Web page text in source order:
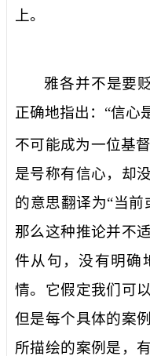
上。
雅各并不是要
正确地指出：“信心
不可能成为一位基
是号称有信心， 却
的意思翻译为“当
那么这种推论并不
件从句，没有明确
情。它假定我们可
但是每个具体的案
所描绘的案例是，